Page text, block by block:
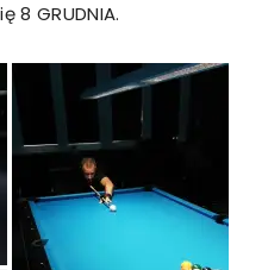
GRUDNIA.